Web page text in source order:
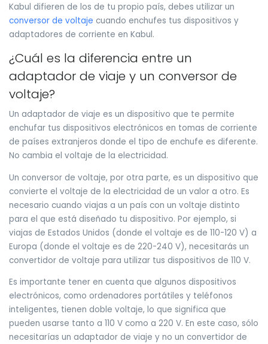
Kabul difieren de los de tu propio país, debes utilizar un
conversor de voltaje cuando enchufes tus dispositivos y
adaptadores de corriente en Kabul.
¿Cuál es la diferencia entre un
adaptador de viaje y un conversor de
voltaje?
Un adaptador de viaje es un dispositivo que te permite
enchufar tus dispositivos electrónicos en tomas de corriente
de países extranjeros donde el tipo de enchufe es diferente.
No cambia el voltaje de la electricidad.
Un conversor de voltaje, por otra parte, es un dispositivo que
convierte el voltaje de la electricidad de un valor a otro. Es
necesario cuando viajas a un país con un voltaje distinto
para el que está diseñado tu dispositivo. Por ejemplo, si
viajas de Estados Unidos (donde el voltaje es de 110-120 V) a
Europa (donde el voltaje es de 220-240 V), necesitarás un
convertidor de voltaje para utilizar tus dispositivos de 110 V.
Es importante tener en cuenta que algunos dispositivos
electrónicos, como ordenadores portátiles y teléfonos
inteligentes, tienen doble voltaje, lo que significa que
pueden usarse tanto a 110 V como a 220 V. En este caso, sólo
necesitarías un adaptador de viaje y no un convertidor de